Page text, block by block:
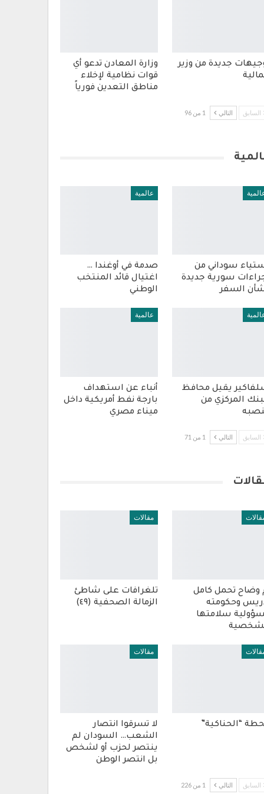
جديدة من وزير
وزارة المعادن تدعو أي
قوات نظامية لإخلاء
مناطق التعدين فورياً
السابق التالي 1 من 96
سوداني من
سورية جديدة
السفر
عالمية
صدمة في أوغندا …
اغتيال قائد المنتخب
الوطني
يقيل محافظ
المركزي من
عالمية
أنباء عن استهداف
بارجة نفط أمريكية داخل
ميناء مصري
السابق التالي 1 من 71
وضاح تحمل كامل
وحكومته
سلامتها
مقالات
تلغرافات على شاطئ
الزمالة الصحفية (٤٩)
“الحناكية”
مقالات
لا تسرقوا انتصار
الشعب… السودان لم
ينتصر لحزب أو لشخص
بل انتصر الوطن
السابق التالي 1 من 226